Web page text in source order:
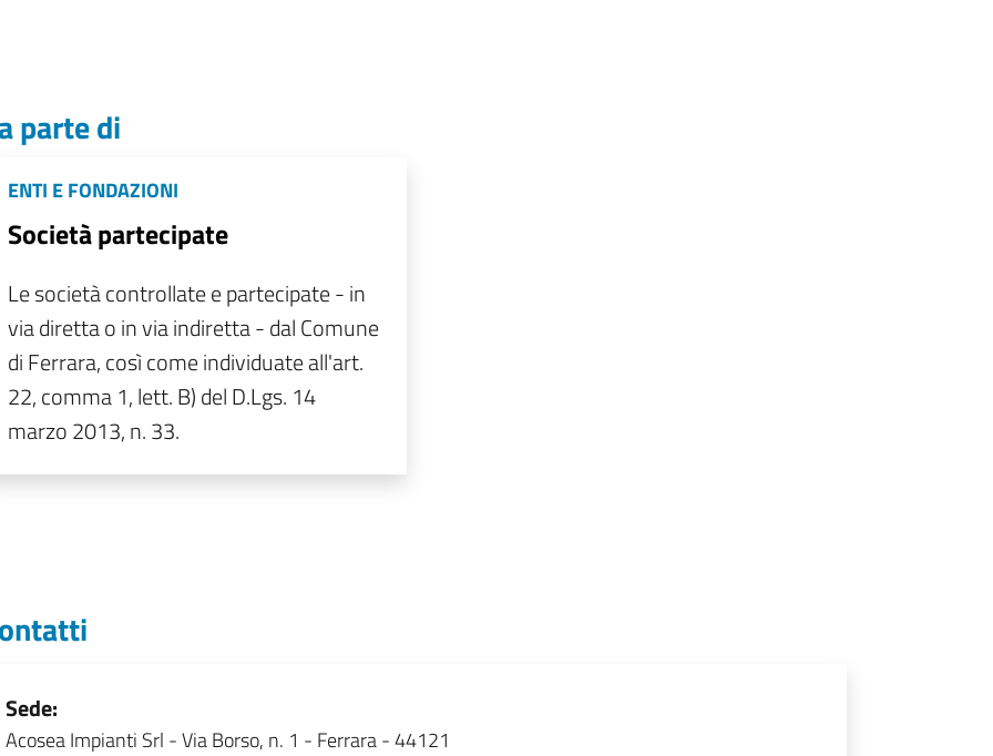
parte di
ENTI E FONDAZIONI
Società partecipate
Le società controllate e partecipate - in
via diretta o in via indiretta - dal Comune
di Ferrara, così come individuate all'art.
22, comma 1, lett. B) del D.Lgs. 14
marzo 2013, n. 33.
Sede:
Acosea Impianti Srl -Via Borso, n. 1 - Ferrara - 44121